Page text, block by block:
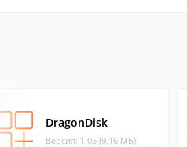
DragonDisk
Версия: 1.05 (9.16 МБ)